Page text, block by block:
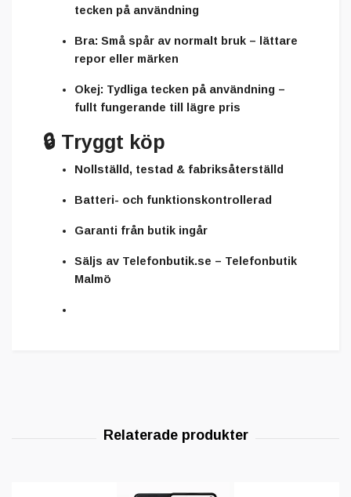
tecken på användning
Bra: Små spår av normalt bruk – lättare
repor eller märken
Okej: Tydliga tecken på användning –
fullt fungerande till lägre pris
🔒 Tryggt köp
Nollställd, testad & fabriksåterställd
Batteri- och funktionskontrollerad
Garanti från butik ingår
Säljs av Telefonbutik.se – Telefonbutik
Malmö